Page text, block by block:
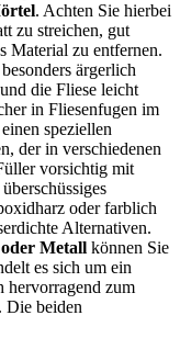
. Achten Sie hierbei
zu streichen, gut
Material zu entfernen.
ärgerlich
die Fliese leicht
in Fliesenfugen im
speziellen
der in verschiedenen
vorsichtig mit
oder farblich
Alternativen.
Metall können Sie
es sich um ein
hervorragend zum
Die beiden